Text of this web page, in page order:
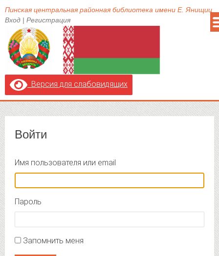
Пинская центральная районная библиотека имени Е. Янищиц
Вход | Регистрация
Версия для слабовидящих
Войти
Имя пользователя или email
Пароль
Запомнить меня